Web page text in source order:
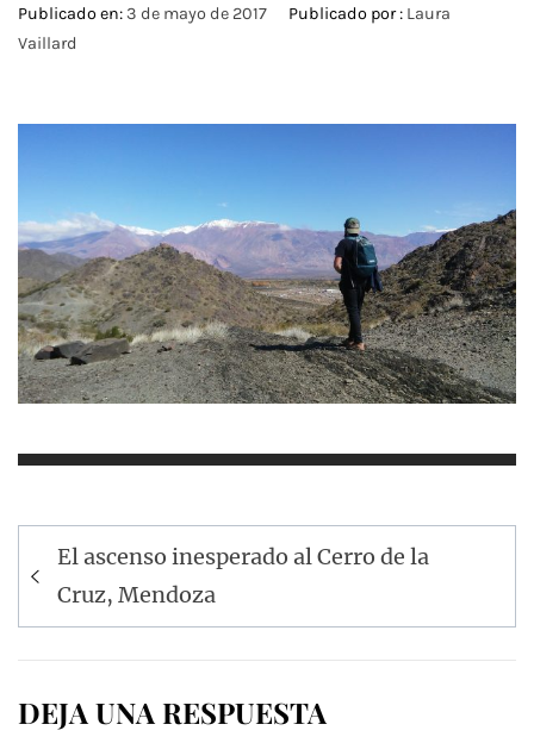
Publicado en:3 de mayo de 2017 Publicado por : Laura
Vaillard
Navegación
de
entradas
El ascenso inesperado al Cerro de la
Cruz, Mendoza
DEJA UNA RESPUESTA